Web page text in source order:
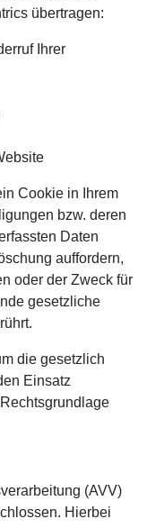
übertragen:
Ihrer
Cookie in Ihrem
bzw. deren
Daten
auffordern,
oder der Zweck für
gesetzliche
die gesetzlich
Einsatz
(AVV)
Hierbei